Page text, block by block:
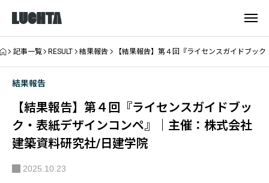
記事一覧 RESULT 結果報告 【結果報告】第４回『ライセンスガイドブッ
結果報告
【結果報告】第４回『ライセンスガイドブッ
ク・表紙デザインコンペ』｜主催：株式会社
建築資料研究社/日建学院
2025.10.23